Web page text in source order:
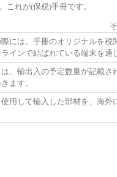
これが(保税)手冊です。
には、手冊のオリジナルを税
ラインで結ばれている端末を通
、輸出入の予定数量が記載さ
ます。
用して輸入した部材を、海